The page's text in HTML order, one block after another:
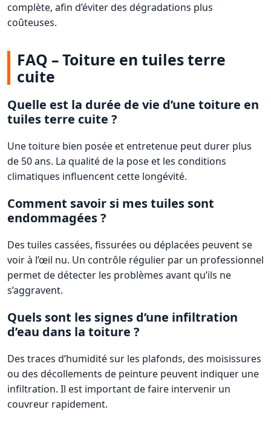
complète, afin d’éviter des dégradations plus
coûteuses.
FAQ – Toiture en tuiles terre
cuite
Quelle est la durée de vie d’une toiture en
tuiles terre cuite ?
Une toiture bien posée et entretenue peut durer plus
de 50 ans. La qualité de la pose et les conditions
climatiques influencent cette longévité.
Comment savoir si mes tuiles sont
endommagées ?
Des tuiles cassées, fissurées ou déplacées peuvent se
voir à l’œil nu. Un contrôle régulier par un professionnel
permet de détecter les problèmes avant qu’ils ne
s’aggravent.
Quels sont les signes d’une infiltration
d’eau dans la toiture ?
Des traces d’humidité sur les plafonds, des moisissures
ou des décollements de peinture peuvent indiquer une
infiltration. Il est important de faire intervenir un
couvreur rapidement.